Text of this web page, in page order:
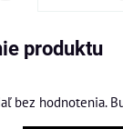
produktu
bez hodnotenia.